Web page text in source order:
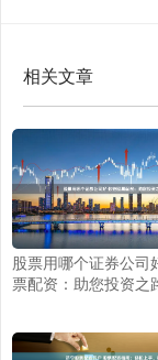
相关文章
股票用哪个证券公司
票配资：助您投资之